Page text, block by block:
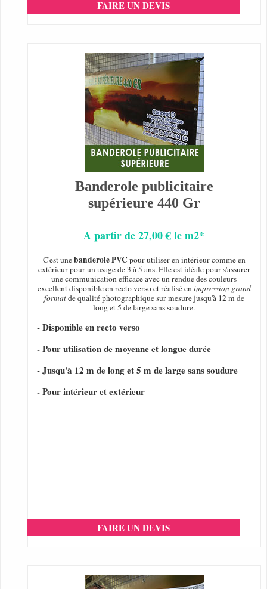
FAIRE UN DEVIS
Banderole publicitaire
supérieure 440 Gr
A partir de 27,00 € le m2*
C'est unebanderole PVC pour utiliser en intérieur comme en
extérieur pour un usage de 3 à 5 ans. Elle est idéale pour s'assurer
une communication efficace avec un rendue des couleurs
excellent disponible en recto verso et réalisé enimpression grand
formatde qualité photographique sur mesure jusqu'à 12 m de
long et 5 de large sans soudure.
- Disponible en recto verso
- Pour utilisation de moyenne et longue durée
- Jusqu'à 12 m de long et 5 m de large sans soudure
- Pour intérieur et extérieur
FAIRE UN DEVIS